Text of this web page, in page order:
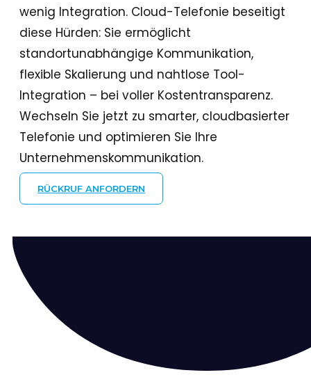
wenig Integration. Cloud-Telefonie beseitigt
diese Hürden: Sie ermöglicht
standortunabhängige Kommunikation,
flexible Skalierung und nahtlose Tool-
Integration – bei voller Kostentransparenz.
Wechseln Sie jetzt zu smarter, cloudbasierter
Telefonie und optimieren Sie Ihre
Unternehmenskommunikation.
RÜCKRUF ANFORDERN